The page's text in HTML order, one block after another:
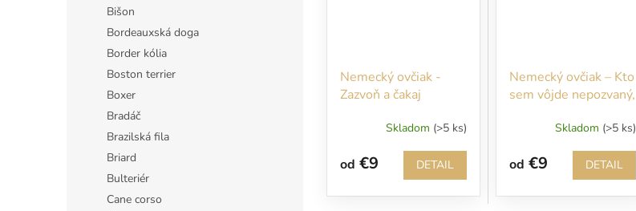
Bišon
Bordeauxská doga
Border kólia
Boston terrier
Boxer
Bradáč
Brazilská fila
Briard
Bulteriér
Cane corso
Nemecký ovčiak -
Zazvoň a čakaj
Skladom (>5 ks)
od €9 DETAIL
Nemecký ovčiak – Kto
sem vôjde nepozvaný,
pohryzenýSkladom (>5 ks)
od €9 DETAIL